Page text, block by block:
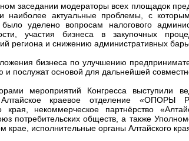
заседании модераторы всех площадок
наиболее актуальные проблемы, с
уделено вопросам налогового
участия бизнеса в закупочных
региона и снижению административных
бизнеса по улучшению
и послужат основой для дальнейшей
мероприятий Конгресса выступили
Алтайское краевое отделение «ОПОРЫ
края, некоммерческое партнёрство
потребительских обществ, а также
крае, исполнительные органы Алтайского